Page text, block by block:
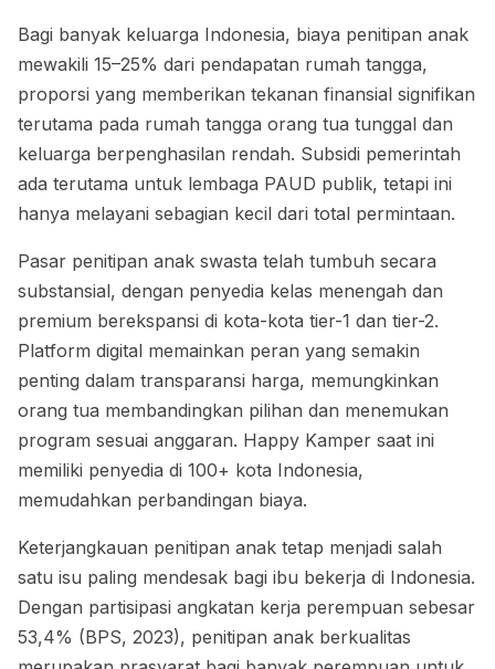
Bagi banyak keluarga Indonesia, biaya penitipan anak
mewakili 15–25% dari pendapatan rumah tangga,
proporsi yang memberikan tekanan finansial signifikan
terutama pada rumah tangga orang tua tunggal dan
keluarga berpenghasilan rendah. Subsidi pemerintah
ada terutama untuk lembaga PAUD publik, tetapi ini
hanya melayani sebagian kecil dari total permintaan.
Pasar penitipan anak swasta telah tumbuh secara
substansial, dengan penyedia kelas menengah dan
premium berekspansi di kota-kota tier-1 dan tier-2.
Platform digital memainkan peran yang semakin
penting dalam transparansi harga, memungkinkan
orang tua membandingkan pilihan dan menemukan
program sesuai anggaran. Happy Kamper saat ini
memiliki penyedia di 100+ kota Indonesia,
memudahkan perbandingan biaya.
Keterjangkauan penitipan anak tetap menjadi salah
satu isu paling mendesak bagi ibu bekerja di Indonesia.
Dengan partisipasi angkatan kerja perempuan sebesar
53,4% (BPS, 2023), penitipan anak berkualitas